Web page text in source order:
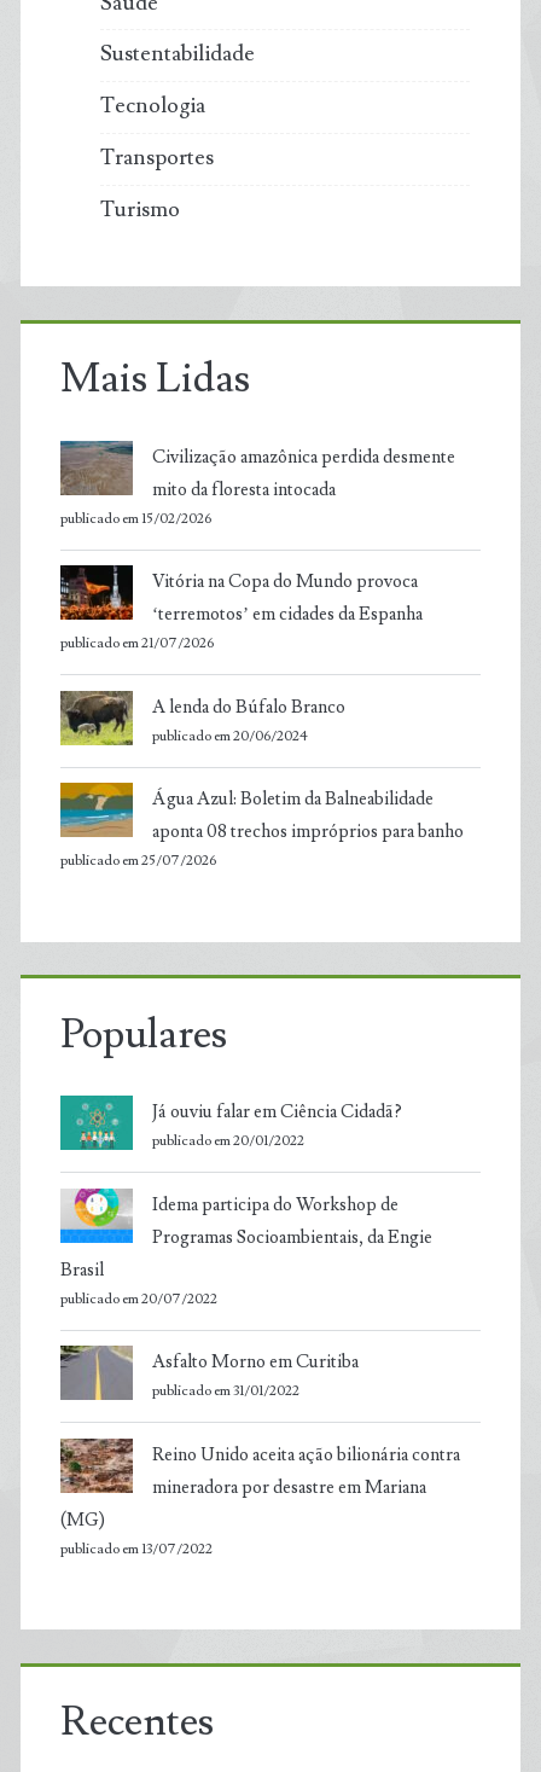
Sustentabilidade
Tecnologia
Transportes
Turismo
Mais Lidas
Civilização amazônica perdida desmente
mito da floresta intocada
publicado em 15/02/2026
Vitória na Copa do Mundo provoca
‘terremotos’ em cidades da Espanha
publicado em 21/07/2026
A lenda do Búfalo Branco
publicado em 20/06/2024
Água Azul: Boletim da Balneabilidade
aponta 08 trechos impróprios para banho
publicado em 25/07/2026
Populares
Já ouviu falar em Ciência Cidadã?
publicado em 20/01/2022
Idema participa do Workshop de
Programas Socioambientais, da Engie
Brasil
publicado em 20/07/2022
Asfalto Morno em Curitiba
publicado em 31/01/2022
Reino Unido aceita ação bilionária contra
mineradora por desastre em Mariana
(MG)
publicado em 13/07/2022
Recentes